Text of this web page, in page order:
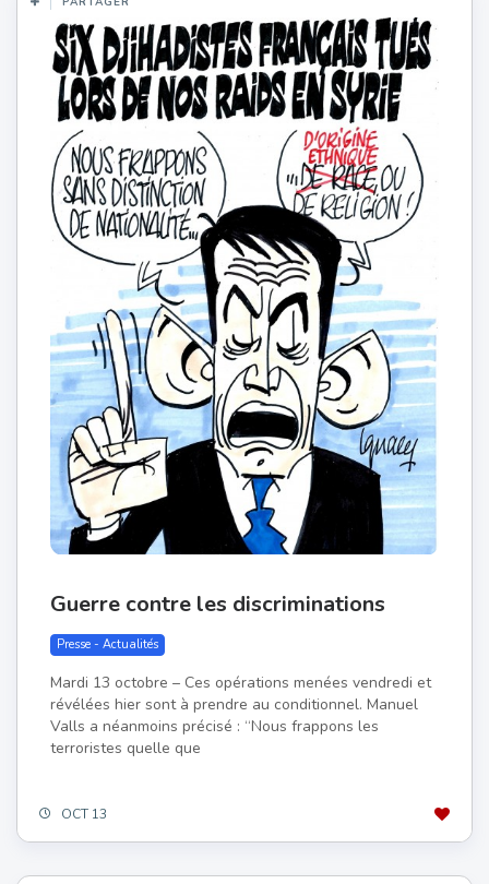
Guerre contre les discriminations
Presse - Actualités
Mardi 13 octobre – Ces opérations menées vendredi et
révélées hier sont à prendre au conditionnel. Manuel
Valls a néanmoins précisé : “Nous frappons les
terroristes quelle que
OCT 13